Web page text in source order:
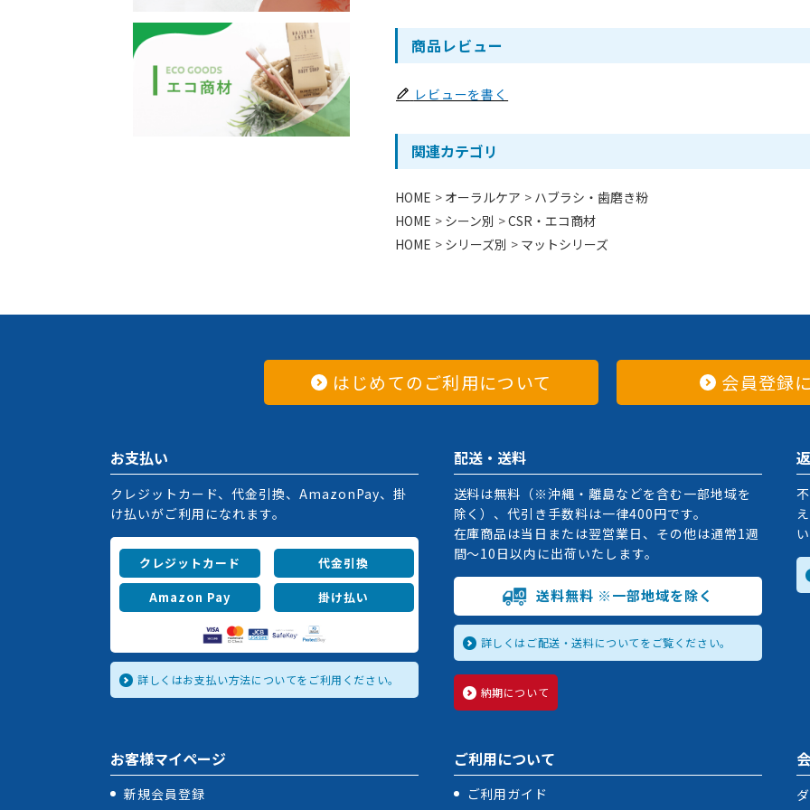
商品レビュー
レビューを書く
関連カテゴリ
HOME オーラルケア
ハブラシ・歯磨き粉
HOME
シーン別
CSR・エコ商材
HOME
シリーズ別 マットシリーズ
はじめてのご利用について 会員登録
お支払い
クレジットカード、代金引換、AmazonPay、掛
け払いがご利用になれます。
クレジットカード
代金引換
Amazon Pay
掛け払い
詳しくはお支払い方法についてをご利用ください。
配送・送料
送料は無料（※沖縄・離島などを含む一部地域を
除く）、代引き手数料は一律400円です。
在庫商品は当日または翌営業日、その他は通常1週
間〜10日以内に出荷いたします。
送料無料 ※一部地域を除く
詳しくはご配送・送料についてをご覧ください。
納期について
お客様マイページ
新規会員登録
ご利用について
ご利用ガイド